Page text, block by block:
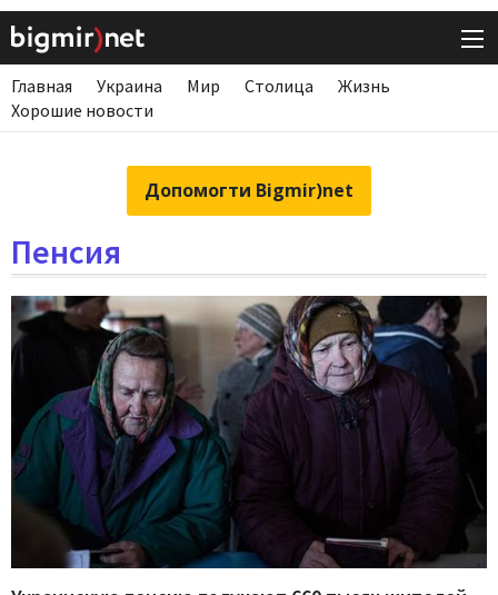
Главная Украина Мир Столица
Жизнь
Хорошие новости
Допомогти Bigmir)net
Пенсия